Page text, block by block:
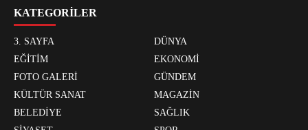
KATEGORİLER
3. SAYFA
DÜNYA
EĞİTİM
EKONOMİ
FOTO GALERİ
GÜNDEM
KÜLTÜR SANAT
MAGAZİN
BELEDİYE
SAĞLIK